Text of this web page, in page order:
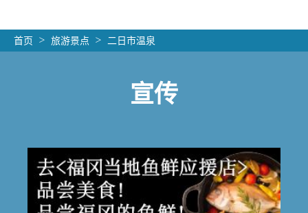
首页 旅游景点 二日市温泉
宣传